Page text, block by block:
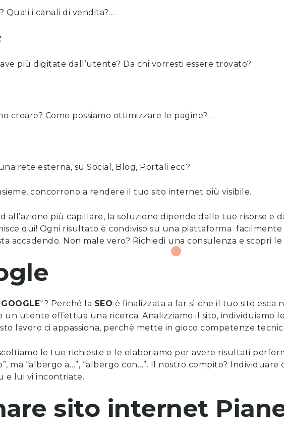
Quali i canali di vendita?…
più digitate dall’utente? Da chi vorresti essere trovato?…
creare? Come possiamo ottimizzare le pagine?…
rete esterna, su Social, Blog, Portali ecc?
concorrono a rendere il tuo sito internet più visibile.
all’azione più capillare, la soluzione dipende dalle tue risorse e
qui! Ogni risultato è condiviso su una piattaforma
accadendo. Non male vero? Richiedi una consulenza e scopri
“? Perché la SEO è finalizzata a far sì che il tuo sito esca
un utente effettua una ricerca. Analizziamo il sito, individuiamo le
lavoro ci appassiona, perchè mette in gioco competenze
le tue richieste e le elaboriamo per avere risultati
ma “albergo a…”, “albergo con…”. Il nostro compito? Individuare
e lui vi incontriate.
sito internet